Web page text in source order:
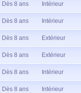
Dès 8 ans Intérieur
Dès 8 ans Intérieur
Dès 8 ans Extérieur
Dès 8 ans Extérieur
Dès 8 ans Intérieur
Dès 8 ans Intérieur